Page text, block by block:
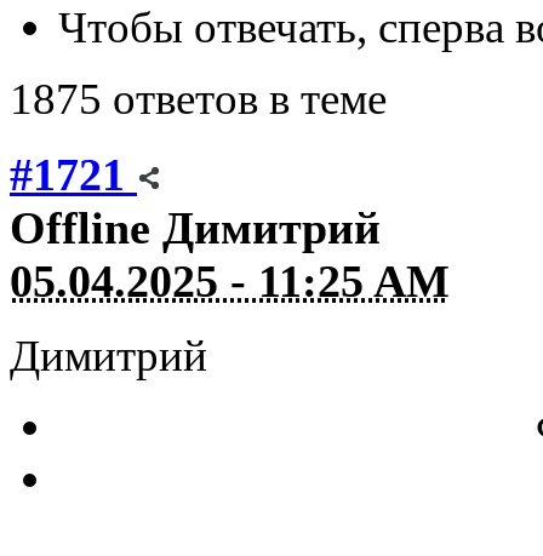
Чтобы отвечать, сперва
1875 ответов в теме
#1721
Offline Димитрий
05.04.2025 - 11:25 AM
Димитрий